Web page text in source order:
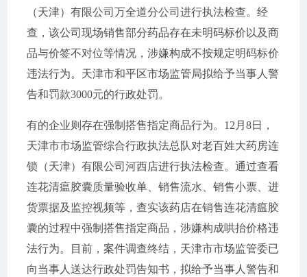
（天津）有限公司万全道分公司进行执法检查。经
查，该公司现场销售部分药品存在未明码标价以及商
品与价签不对位等情况，涉嫌构成不按规定明码标价
违法行为。天津市和平区市场监管局拟给予当事人警
告和罚款3000元的行政处罚。
有的企业则存在强制搭售指定商品行为。12月8日，
天津市市场监管综合行政执法总队对老百姓大药房连
锁（天津）有限公司河西店进行执法检查。通过查看
连花清瘟胶囊质量验收单、销售流水、销售小票、进
货票据及监控视频等，查实该药店在销售连花清瘟胶
囊的过程中强制搭售指定商品，涉嫌构成哄抬价格违
法行为。目前，案件调查终结，天津市市场监管委已
向当事人送达行政处罚告知书，拟给予当事人警告和